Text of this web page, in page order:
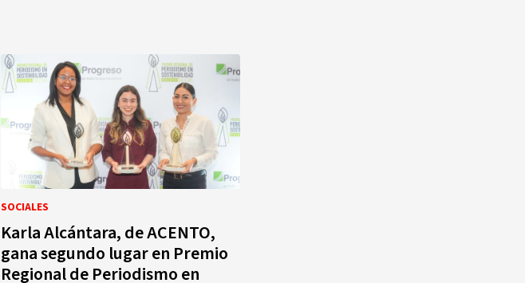
SOCIALES
Karla Alcántara, de ACENTO,
gana segundo lugar en Premio
Regional de Periodismo en